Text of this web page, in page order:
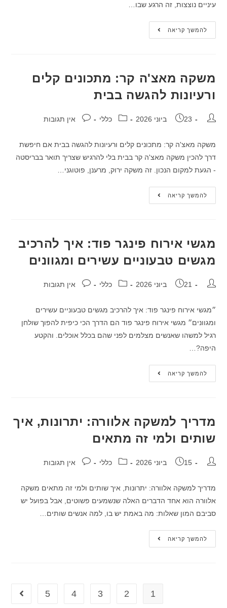
עיניים נוצצות, זה הרגע שבו…
להמשך קריאה
משקה מאצ'ה קר: מתכונים קלים
ורעיונות להגשה בבית
23 ביוני 2026 כללי אין תגובות
משקה מאצ'ה קר: מתכונים קלים ורעיונות להגשה בבית אם חיפשת
דרך להכין משקה מאצ'ה קר בבית בלי להרגיש שצריך תואר בבריסטה
- הגעת למקום הנכון. זה משקה ירוק, מרענן, פוטוגני…
להמשך קריאה
מגשי אירוח פינגר פוד: איך להרכיב
מגשים טבעוניים עשירים ומגוונים
21 ביוני 2026 כללי אין תגובות
״מגשי אירוח פינגר פוד: איך להרכיב מגשים טבעוניים עשירים
ומגוונים״ מגשי אירוח פינגר פוד הם הדרך הכי כיפית להפוך שולחן
רגיל למשהו שאנשים מצלמים לפני שהם בכלל אוכלים. והקטע
היפה?…
להמשך קריאה
מדריך למשקה אלוורה: יתרונות, איך
שותים ולמי זה מתאים
15 ביוני 2026 כללי אין תגובות
מדריך למשקה אלוורה: יתרונות, איך שותים ולמי זה מתאים משקה
אלוורה הוא אחד הדברים האלה שנשמעים פשוטים, אבל בפועל יש
סביבם המון שאלות: מה באמת יש בו, למה אנשים שותים…
להמשך קריאה
1
2
3
4
5